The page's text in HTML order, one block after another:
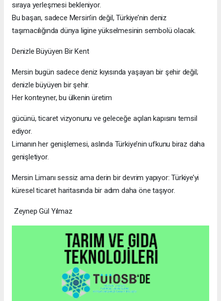
sıraya yerleşmesi bekleniyor.
Bu başarı, sadece Mersin’in değil, Türkiye’nin deniz
taşımacılığında dünya ligine yükselmesinin sembolü olacak.
Denizle Büyüyen Bir Kent
Mersin bugün sadece deniz kıyısında yaşayan bir şehir değil;
denizle büyüyen bir şehir.
Her konteyner, bu ülkenin üretim
gücünü, ticaret vizyonunu ve geleceğe açılan kapısını temsil
ediyor.
Limanın her genişlemesi, aslında Türkiye’nin ufkunu biraz daha
genişletiyor.
Mersin Limanı sessiz ama derin bir devrim yapıyor: Türkiye’yi
küresel ticaret haritasında bir adım daha öne taşıyor.
Zeynep Gül Yılmaz